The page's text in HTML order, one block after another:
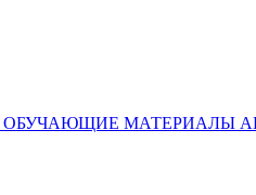
ОБУЧАЮЩИЕ МАТЕРИАЛЫ